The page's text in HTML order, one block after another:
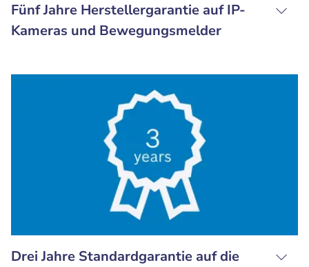
Fünf Jahre Herstellergarantie auf IP-
Kameras und Bewegungsmelder
Drei Jahre Standardgarantie auf die